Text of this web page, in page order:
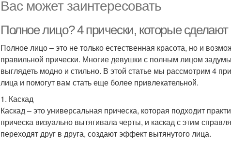
Вас может заинтересовать
Полное лицо? 4 прически, которые
Полное лицо – это не только естественная красота, но и
правильной прически. Многие девушки с полным лицом
выглядеть модно и стильно. В этой статье мы рассмотрим 4
лица и помогут вам стать еще более привлекательной.
1. Каскад
Каскад – это универсальная прическа, которая подходит
прическа визуально вытягивала черты, и каскад с этим
переходят друг в друга, создают эффект вытянутого лица.